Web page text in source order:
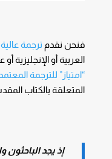
فنحن نقدم ترجمة
العربية أو الإنجليزية
“امتياز” للترجمة
المتعلقة بالكتاب
إذ يجد الباحثون